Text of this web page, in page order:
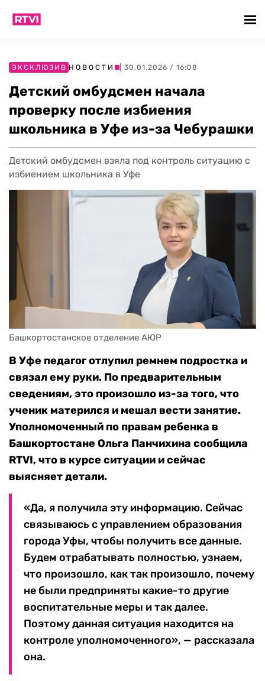
ЭКСКЛЮЗИВ НОВОСТИ | 30.01.2026 / 16:08
Детский омбудсмен начала
проверку после избиения
школьника в Уфе из-за Чебурашки
Детский омбудсмен взяла под контроль ситуацию с
избиением школьника в Уфе
Башкортостанское отделение АЮР
В Уфе педагог отлупил ремнем подростка и
связал ему руки. По предварительным
сведениям, это произошло из-за того, что
ученик матерился и мешал вести занятие.
Уполномоченный по правам ребенка в
Башкортостане Ольга Панчихина сообщила
RTVI, что в курсе ситуации и сейчас
выясняет детали.
«Да, я получила эту информацию. Сейчас
связываюсь с управлением образования
города Уфы, чтобы получить все данные.
Будем отрабатывать полностью, узнаем,
что произошло, как так произошло, почему
не были предприняты какие-то другие
воспитательные меры и так далее.
Поэтому данная ситуация находится на
контроле уполномоченного», — рассказала
она.